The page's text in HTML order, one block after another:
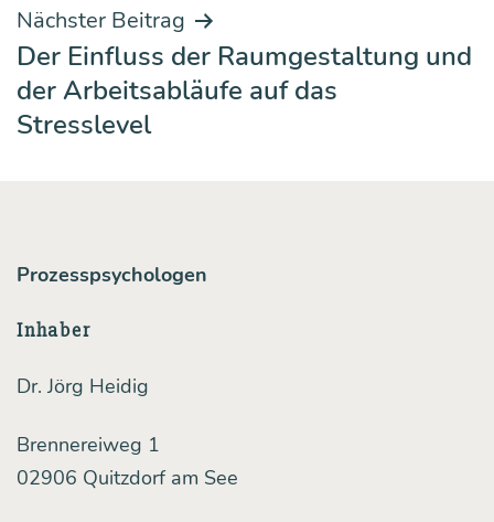
Nächster Beitrag
Der Einfluss der Raumgestaltung und
der Arbeitsabläufe auf das
Stresslevel
Prozesspsychologen
Inhaber
Dr. Jörg Heidig
Brennereiweg 1
02906 Quitzdorf am See